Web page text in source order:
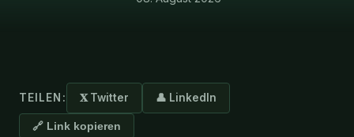
TEILEN: 𝐗 Twitter 👤 LinkedIn
🔗 Link kopieren